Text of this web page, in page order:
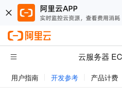
云服务器
用户指南 开发参考 产品计费